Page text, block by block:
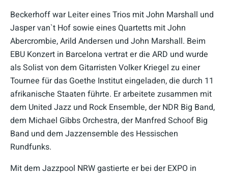
Beckerhoff war Leiter eines Trios mit John Marshall und
Jasper van`t Hof sowie eines Quartetts mit John
Abercrombie, Arild Andersen und John Marshall. Beim
EBU Konzert in Barcelona vertrat er die ARD und wurde
als Solist von dem Gitarristen Volker Kriegel zu einer
Tournee für das Goethe Institut eingeladen, die durch 11
afrikanische Staaten führte. Er arbeitete zusammen mit
dem United Jazz und Rock Ensemble, der NDR Big Band,
dem Michael Gibbs Orchestra, der Manfred Schoof Big
Band und dem Jazzensemble des Hessischen
Rundfunks.
Mit dem Jazzpool NRW gastierte er bei der EXPO in